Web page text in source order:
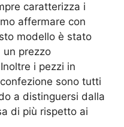
caratterizza i
affermare con
modello è stato
un prezzo
i pezzi in
sono tutti
a distinguersi dalla
di più rispetto ai